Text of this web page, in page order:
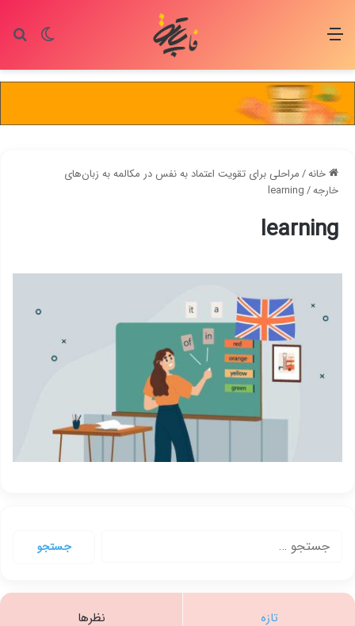
تغییر منو
خانه/مراحلی برای تقویت اعتماد به نفس در مکالمه به زبان‌های
خارجه/
learning
learning
تازه نظرها